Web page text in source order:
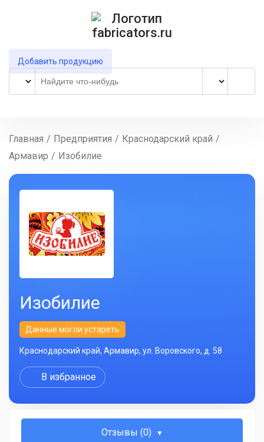
Добавить продукцию
Главная / Предприятия / Краснодарский край /
Армавир / Изобилие
Изобилие
Данные могли устареть
Краснодарский край, Армавир, ул. Воровского, д. 58
В избранное
Отзывы (0)